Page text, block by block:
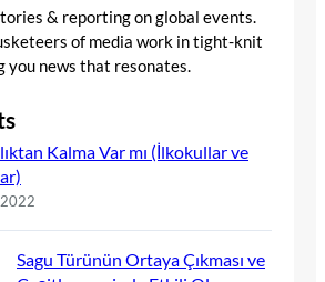
& reporting on global events.
of media work in tight-knit
you news that resonates.
Kalma Var mı (İlkokullar ve
Sagu Türünün Ortaya Çıkması ve